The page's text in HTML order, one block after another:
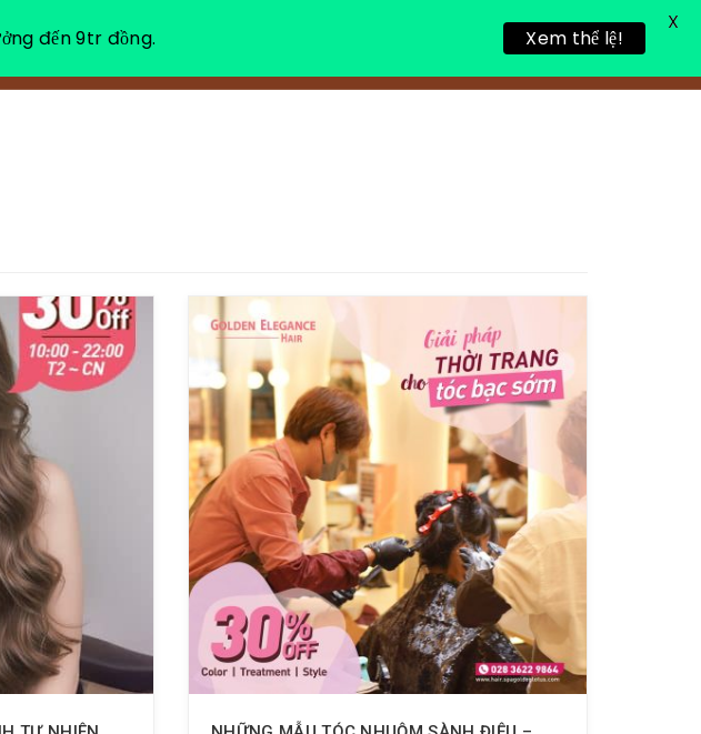
DƯỠNG THƯ GIÃN
đến 9tr đồng. Xem thể lệ!
X